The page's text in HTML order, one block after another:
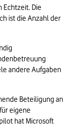
Echtzeit. Die
ist die Anzahl der
andere Aufgaben
Beteiligung an
eigene
hat Microsoft